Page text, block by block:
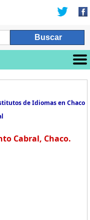
de Idiomas en Chaco
Cabral, Chaco.